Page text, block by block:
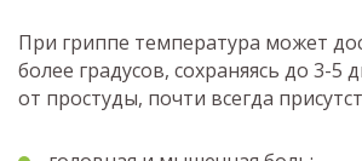
При гриппе температура может
более градусов, сохраняясь до 3-5
от простуды, почти всегда